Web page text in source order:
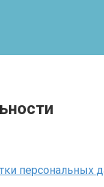
персональных